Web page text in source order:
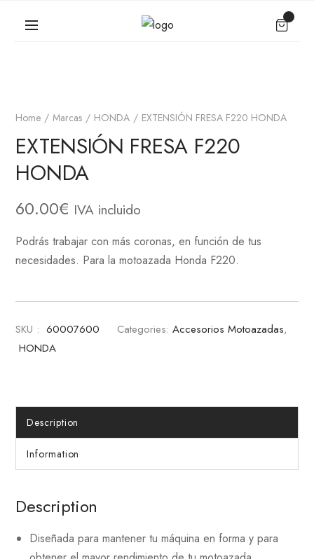
Home Marcas HONDA EXTENSIÓN FRESA F220 HONDA
EXTENSIÓN FRESA F220
HONDA
60.00€ IVA incluido
Podrás trabajar con más coronas, en función de tus
necesidades. Para la motoazada Honda F220.
SKU : 60007600 Categories: Accesorios Motoazadas,
HONDA
Description
Information
Description
Diseñada para mantener tu máquina en forma y para